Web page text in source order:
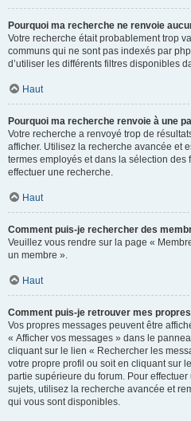
Pourquoi ma recherche ne renvoie
Votre recherche était probablement trop
communs qui ne sont pas indexés par
d’utiliser les différents filtres disponibles
Haut
Pourquoi ma recherche renvoie à une
Votre recherche a renvoyé trop de
afficher. Utilisez la recherche avancée et
termes employés et dans la sélection
effectuer une recherche.
Haut
Comment puis-je rechercher des
Veuillez vous rendre sur la page «
un membre ».
Haut
Comment puis-je retrouver mes
Vos propres messages peuvent être
« Afficher vos messages » dans le
cliquant sur le lien « Rechercher les
votre propre profil ou soit en cliquant sur
partie supérieure du forum. Pour
sujets, utilisez la recherche avancée et
qui vous sont disponibles.